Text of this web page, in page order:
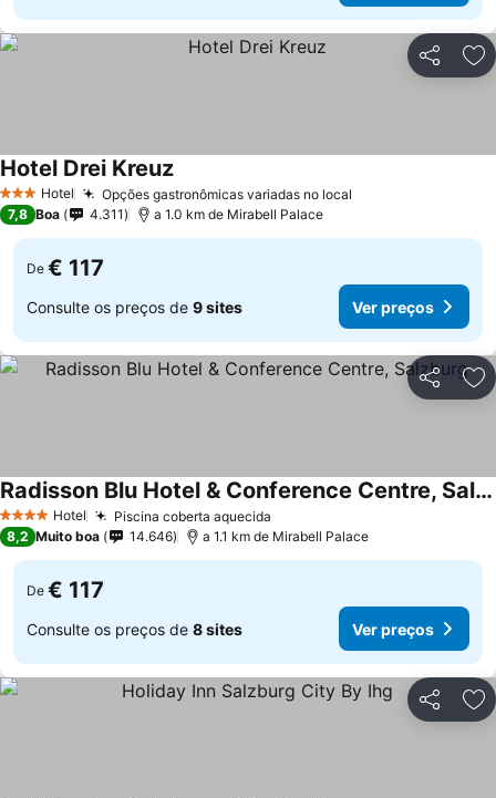
Partilhar
3 EstrelasHotel Opções gastronômicas variadas no local
Hotel Drei Kreuz
7,8 Boa 4.311 a 1.0 km de Mirabell Palace
De € 117
Consulte os preços de 9 sites Ver preços
Partilhar
4 EstrelasHotel Piscina coberta aquecida
Radisson Blu Hotel & Conference Centre, Salzburg
8,2 Muito boa 14.646 a 1.1 km de Mirabell Palace
De € 117
Consulte os preços de 8 sites Ver preços
Partilhar